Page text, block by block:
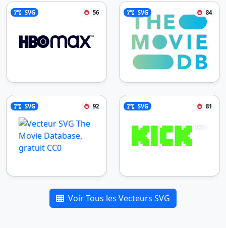
SVG 56 SVG 84
SVG 92 SVG 81
Voir Tous les Vecteurs SVG